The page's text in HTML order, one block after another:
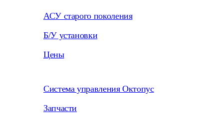
АСУ старого поколения
Б/У установки
Цены
Система управления Октопус
Запчасти